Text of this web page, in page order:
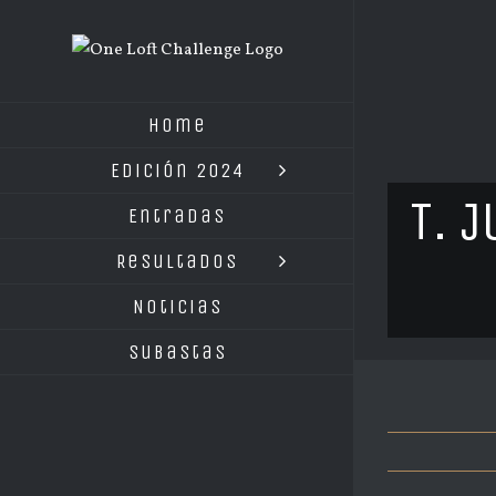
Home
Edición 2024
Entradas
Resultados
Noticias
Subastas
T.